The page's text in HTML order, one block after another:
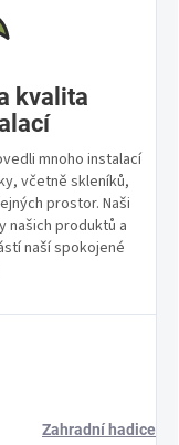
kvalita
mnoho instalací
včetně skleníků,
prostor. Naši
našich produktů a
naší spokojené
Zahradní hadice